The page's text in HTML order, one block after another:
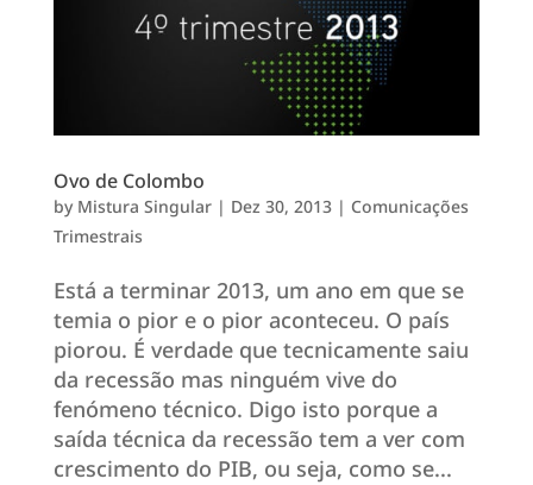
Ovo de Colombo
by Mistura Singular| Dez 30, 2013| Comunicações
Trimestrais
Está a terminar 2013, um ano em que se
temia o pior e o pior aconteceu. O país
piorou. É verdade que tecnicamente saiu
da recessão mas ninguém vive do
fenómeno técnico. Digo isto porque a
saída técnica da recessão tem a ver com
crescimento do PIB, ou seja, como se...